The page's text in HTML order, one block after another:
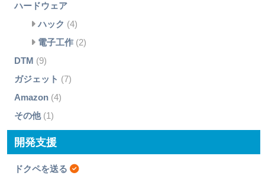
ハードウェア
ハック (4)
電子工作(2)
DTM (9)
ガジェット (7)
Amazon(4)
その他(1)
開発支援
ドクペを送る